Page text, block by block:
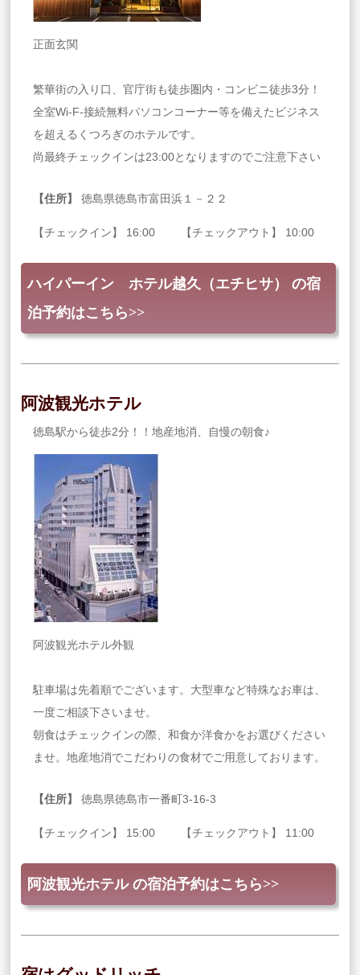
正面玄関
繁華街の入り口、官庁街も徒歩圏内・コンビニ徒歩3分！
全室Wi-F-接続無料パソコンコーナー等を備えたビジネス
を超えるくつろぎのホテルです。
尚最終チェックインは23:00となりますのでご注意下さい
【住所】 徳島県徳島市富田浜１－２２
【チェックイン】 16:00 【チェックアウト】 10:00
ハイパーイン ホテル越久（エチヒサ） の宿
泊予約はこちら>>
阿波観光ホテル
徳島駅から徒歩2分！！地産地消、自慢の朝食♪
阿波観光ホテル外観
駐車場は先着順でございます。大型車など特殊なお車は、
一度ご相談下さいませ。
朝食はチェックインの際、和食か洋食かをお選びください
ませ。地産地消でこだわりの食材でご用意しております。
【住所】 徳島県徳島市一番町3-16-3
【チェックイン】 15:00 【チェックアウト】 11:00
阿波観光ホテル の宿泊予約はこちら>>